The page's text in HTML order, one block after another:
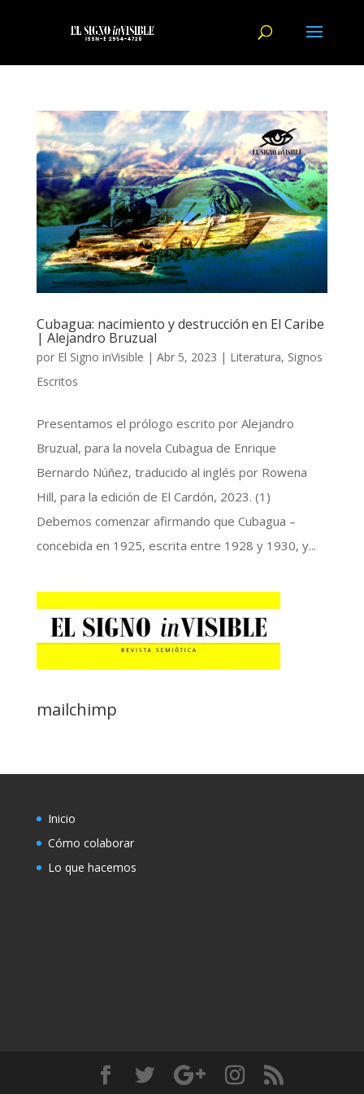
Cubagua: nacimiento y destrucción en El Caribe
| Alejandro Bruzual
por El Signo inVisible | Abr 5, 2023 | Literatura, Signos
Escritos
Presentamos el prólogo escrito por Alejandro
Bruzual, para la novela Cubagua de Enrique
Bernardo Núñez, traducido al inglés por Rowena
Hill, para la edición de El Cardón, 2023. (1)
Debemos comenzar afirmando que Cubagua –
concebida en 1925, escrita entre 1928 y 1930, y...
mailchimp
Inicio
Cómo colaborar
Lo que hacemos